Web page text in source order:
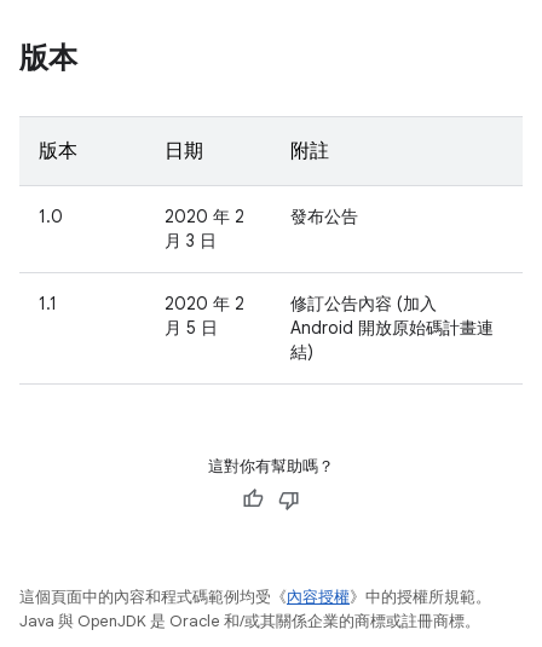
版本
版本 日期 附註
1.0
2020 年 2
月 3 日
發布公告
1.1
2020 年 2
月 5 日
修訂公告內容 (加入
Android 開放原始碼計畫連
結)
這對你有幫助嗎？
這個頁面中的內容和程式碼範例均受《內容授權》中的授權所規範。
Java 與 OpenJDK 是 Oracle 和/或其關係企業的商標或註冊商標。